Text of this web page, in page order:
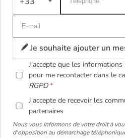
Je souhaite ajouter un
J'accepte que les
pour me recontacter dans le
RGPD
J'accepte de recevoir les
partenaires
Nous vous informons de votre droit à
d'opposition au démarchage